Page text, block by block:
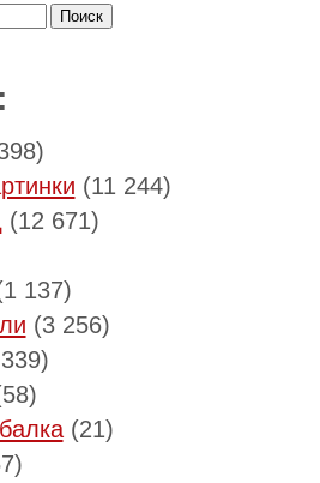
(11 244)
(12 671)
137)
(3 256)
(21)